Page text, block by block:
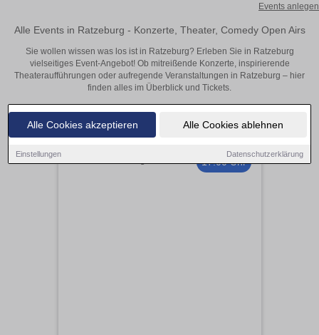
Alle Cookies akzeptieren Alle Cookies ablehnen
Einstellungen Datenschutzerklärung
Events anlegen
Alle Events in Ratzeburg - Konzerte, Theater, Comedy Open Airs
Sie wollen wissen was los ist in Ratzeburg? Erleben Sie in Ratzeburg
vielseitiges Event-Angebot! Ob mitreißende Konzerte, inspirierende
Theateraufführungen oder aufregende Veranstaltungen in Ratzeburg – hier
finden alles im Überblick und Tickets.
17:00 Uhr